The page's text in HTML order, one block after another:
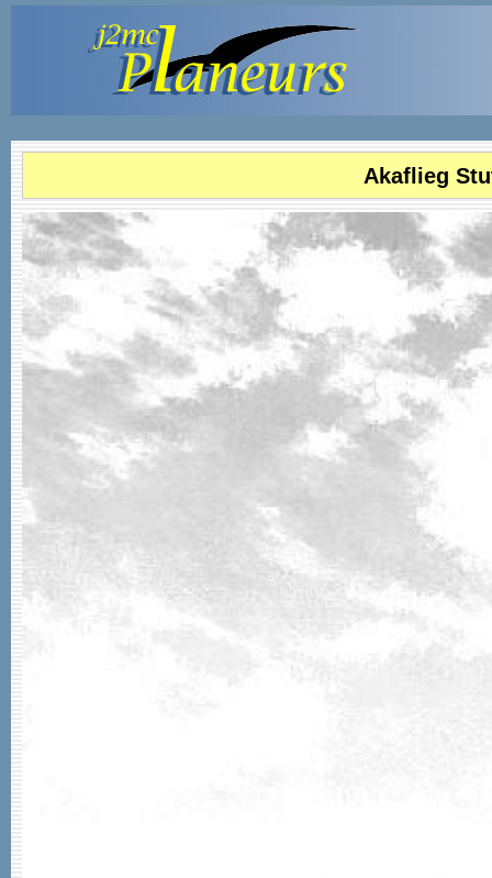
Akaflieg